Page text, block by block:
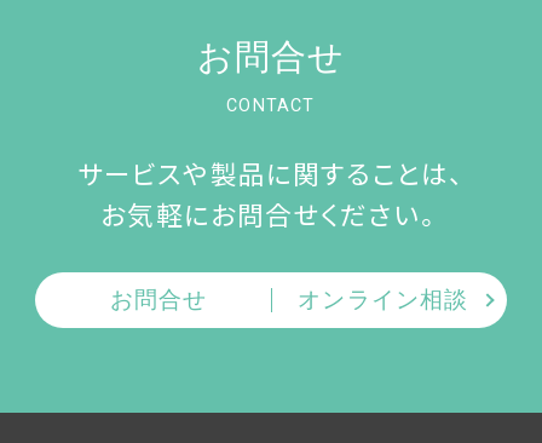
お問合せ
CONTACT
サービスや製品に関することは、
お気軽にお問合せください。
お問合せ オンライン相談